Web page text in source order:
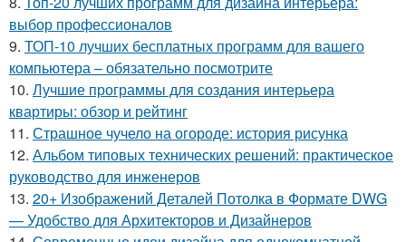
выбор профессионалов
9. ТОП-10 лучших бесплатных программ для вашего
компьютера – обязательно посмотрите
10. Лучшие программы для создания интерьера
квартиры: обзор и рейтинг
11. Страшное чучело на огороде: история рисунка
12. Альбом типовых технических решений: практическое
руководство для инженеров
13. 20+ Изображений Деталей Потолка в Формате DWG
— Удобство для Архитекторов и Дизайнеров